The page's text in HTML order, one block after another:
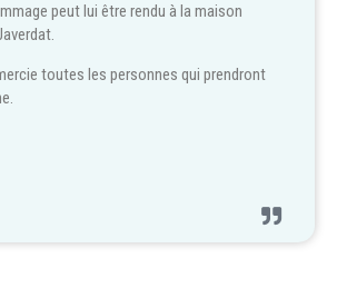
peut lui être rendu à la maison
toutes les personnes qui prendront